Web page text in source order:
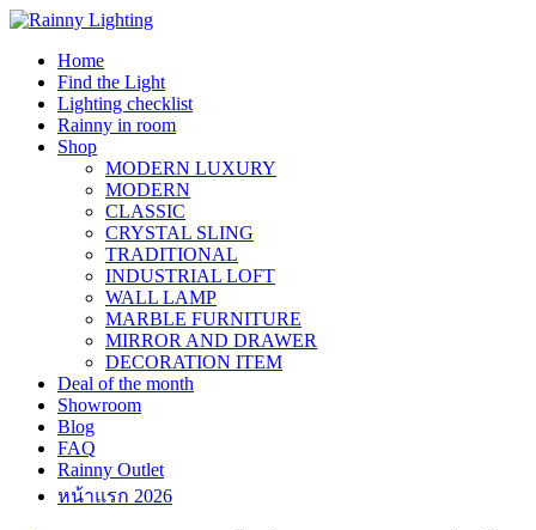
Skip
contentHome
Find the Light
Lighting checklist
Rainny in room
Shop
MODERN LUXURY
MODERN
CLASSIC
CRYSTAL SLING
TRADITIONAL
INDUSTRIAL LOFT
WALL LAMP
MARBLE FURNITURE
MIRROR AND DRAWER
DECORATION ITEM
Deal of the month
Showroom
Blog
FAQ
Rainny Outlet
หน้าแรก 2026